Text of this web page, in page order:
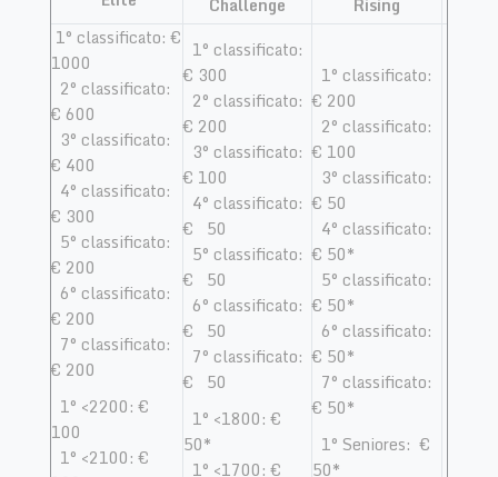
1° classificato: €
1000
2° classificato:
€ 600
3° classificato:
€ 400
4° classificato:
€ 300
5° classificato:
€ 200
6° classificato:
€ 200
7° classificato:
€ 200
1° <2200: €
100
1° <2100: €
1° classificato:
€ 300
2° classificato:
€ 200
3° classificato:
€ 100
4° classificato:
€ 50
5° classificato:
€ 50
6° classificato:
€ 50
7° classificato:
€ 50
1° <1800: €
50*
1° <1700: €
1° classificato:
€ 200
2° classificato:
€ 100
3° classificato:
€ 50
4° classificato:
€ 50*
5° classificato:
€ 50*
6° classificato:
€ 50*
7° classificato:
€ 50*
1° Seniores: €
50*